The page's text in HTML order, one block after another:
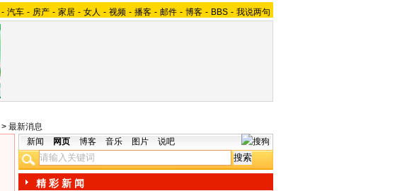
- 汽车 - 房产 - 家居 - 女人 - 视频 - 播客 - 邮件 - 博客 - BBS - 我说两句
> 最新消息
新闻 网页 博客 音乐 图片 说吧
精 彩 新 闻